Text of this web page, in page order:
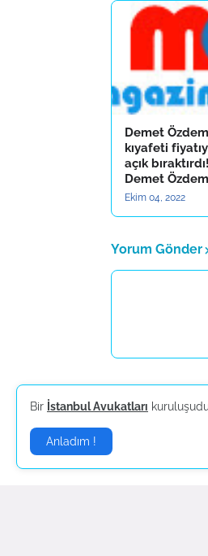
Demet
kıyafeti
açık
Demet
Ekim 04, 2022
Yorum Gönder
Sponsorlar:
Bir İstanbul Avukatları
Anladım !